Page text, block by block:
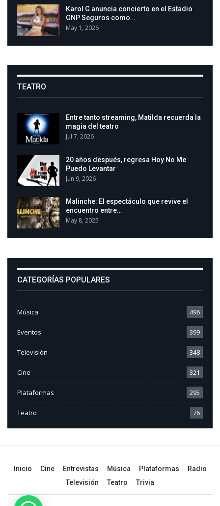
Karol G anuncia concierto en el Estadio
GNP Seguros como…
May 1, 2026
TEATRO
Entre tanto streaming, Matilda recuerda la
magia del teatro
Jul 7, 2026
20 años después, regresa Hoy No Me
Puedo Levantar
Jun 9, 2026
Malinche: El espectáculo que revive el
encuentro entre…
May 8, 2025
CATEGORÍAS POPULARES
Música 496
Eventos 399
Televisión 348
Cine 321
Plataformas 295
Teatro 76
Inicio Cine Entrevistas Música Plataformas
Radio
Televisión
Teatro Trivia